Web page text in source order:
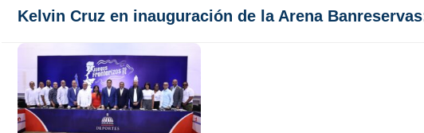
Kelvin Cruz en inauguración de la Arena